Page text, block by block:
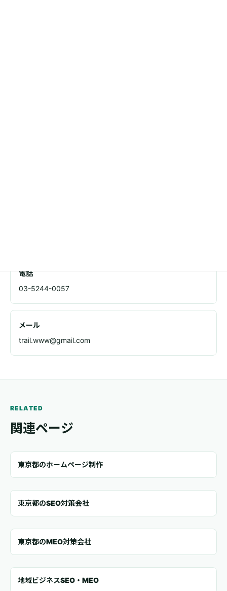
電話
03-5244-0057
メール
trail.www@gmail.com
RELATED
関連ページ
東京都のホームページ制作
東京都のSEO対策会社
東京都のMEO対策会社
地域ビジネスSEO・MEO